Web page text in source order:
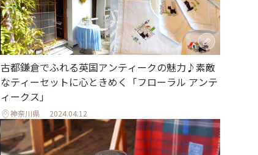
古都鎌倉でふれる英国アンティークの魅力♪素敵
なティーセットに心ときめく「フローラル アンテ
ィークス」
神奈川県 2024.04.12